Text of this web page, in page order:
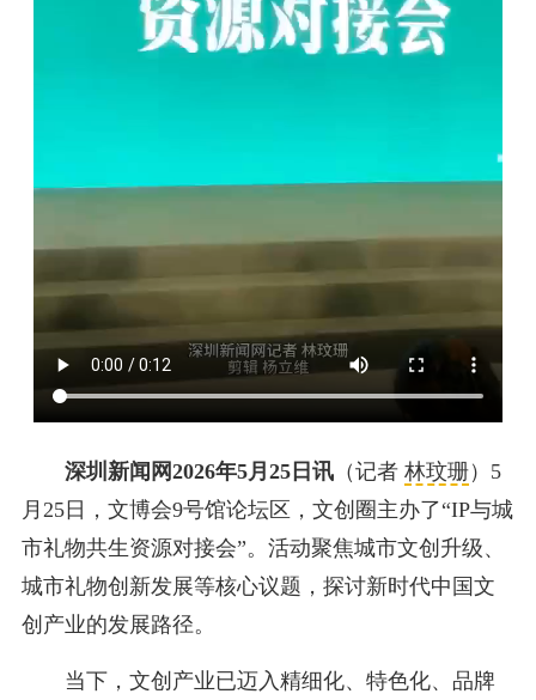
深圳新闻网2026年5月25日讯（记者 林玟珊）5
月25日，文博会9号馆论坛区，文创圈主办了“IP与城
市礼物共生资源对接会”。活动聚焦城市文创升级、
城市礼物创新发展等核心议题，探讨新时代中国文
创产业的发展路径。
当下，文创产业已迈入精细化、特色化、品牌